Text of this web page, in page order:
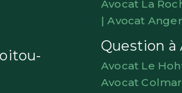
Avocat La
|Avocat
Question à
Avocat Le
Avocat